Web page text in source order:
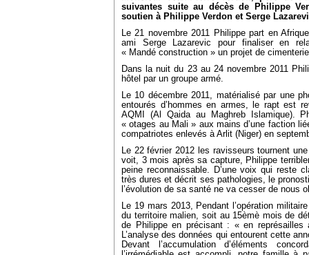
suivantes suite au décès de Philippe
soutien à Philippe Verdon et Serge
Le 21 novembre 2011 Philippe part en
ami Serge Lazarevic pour finaliser en
« Mandé construction » un projet de
Dans la nuit du 23 au 24 novembre 2011
hôtel par un groupe armé.
Le 10 décembre 2011, matérialisé par une
entourés d’hommes en armes, le rapt est
AQMI (Al Qaida au Maghreb Islamique).
« otages au Mali » aux mains d’une faction
compatriotes enlevés à Arlit (Niger) en
Le 22 février 2012 les ravisseurs tournent
voit, 3 mois après sa capture, Philippe
peine reconnaissable. D’une voix qui reste
très dures et décrit ses pathologies, le
l’évolution de sa santé ne va cesser de nous
Le 19 mars 2013, Pendant l’opération
du territoire malien, soit au 15èmè mois de
de Philippe en précisant : « en représailles
L’analyse des données qui entourent cette
Devant l’accumulation d’éléments